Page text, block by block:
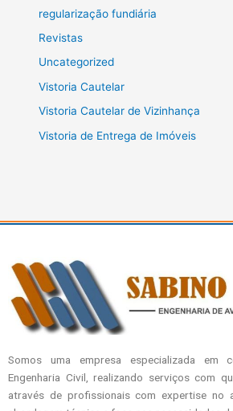
regularização fundiária
Revistas
Uncategorized
Vistoria Cautelar
Vistoria Cautelar de Vizinhança
Vistoria de Entrega de Imóveis
Somos uma empresa especializada em
Engenharia Civil, realizando serviços com
através de profissionais com expertise no